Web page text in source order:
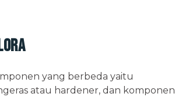
yang berbeda yaitu
atau hardener, dan komponen